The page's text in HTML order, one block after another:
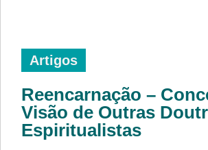
Artigos
Reencarnação –
Visão de Outras
Espiritualistas